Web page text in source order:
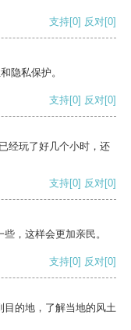
支持[0] 反对[0]
隐私保护。
支持[0] 反对[0]
经玩了好几个小时，还
支持[0] 反对[0]
，这样会更加亲民。
支持[0] 反对[0]
目的地，了解当地的风土